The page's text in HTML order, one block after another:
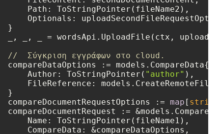
    Path: ToStringPointer(fileName2),
Optionals:
}
_, _, _ = wordsApi.UploadFile(ctx,
//  Σύγκριση εγγράφων στο cloud.
compareDataOptions := models.CompareData{
    Author: ToStringPointer(
"author" ),
FileReference:
}
compareDocumentRequestOptions := map [ string
compareDocumentRequest :=
    Name: ToStringPointer(fileName1),
    CompareData: &compareDataOptions,